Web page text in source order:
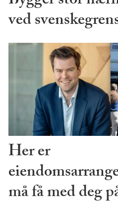
ved
Her er
må få med deg